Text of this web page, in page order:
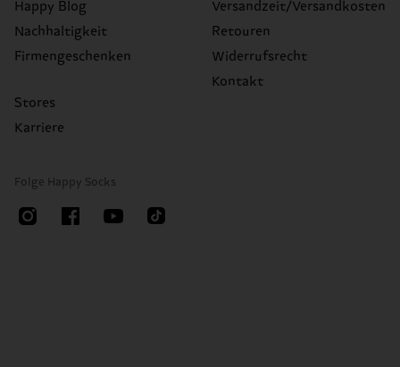
Happy Blog
Nachhaltigkeit
Firmengeschenken
Stores
Karriere
Versandzeit/Versandkosten
Retouren
Widerrufsrecht
Kontakt
Folge Happy Socks